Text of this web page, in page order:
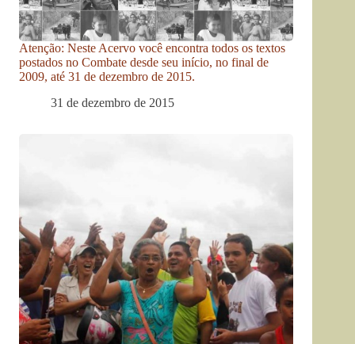
Atenção: Neste Acervo você encontra todos os textos
postados no Combate desde seu início, no final de
2009, até 31 de dezembro de 2015.
31 de dezembro de 2015